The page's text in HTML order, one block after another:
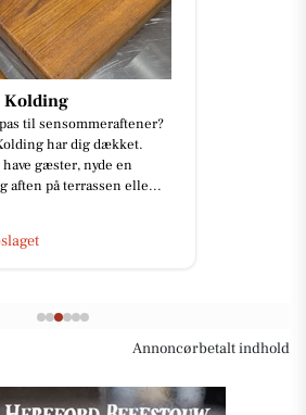
Kolding
til sensommeraftener?
har dig dækket.
have gæster, nyde en
aften på terrassen elle...
Annoncørbetalt indhold